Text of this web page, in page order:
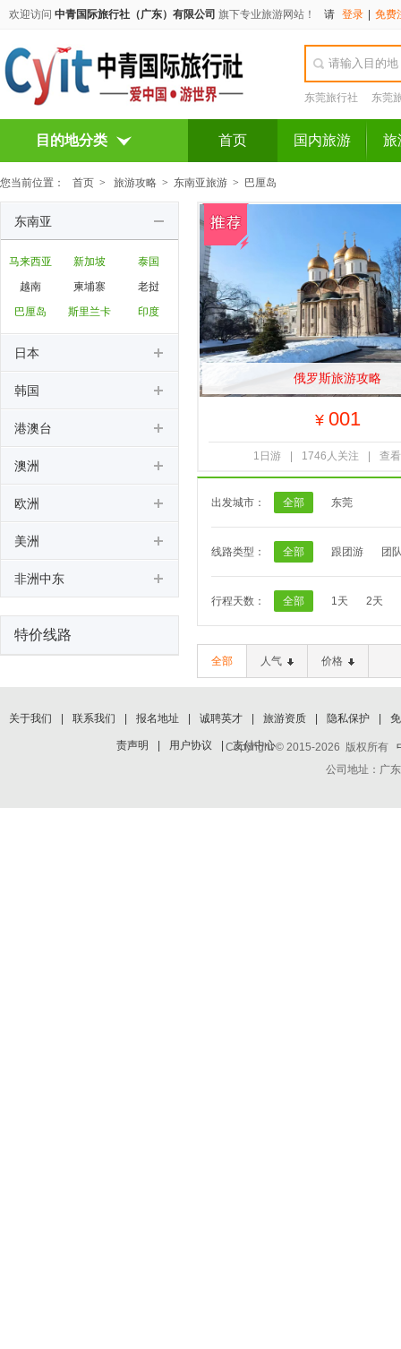
欢迎访问 中青国际旅行社（广东）有限公司 旗下专业旅游网站！ 请 登录 免费
东莞旅行社 东莞
目的地分类 首页 国内旅游 旅
您当前位置： 首页 > 旅游攻略 > 东南亚旅游 > 巴厘岛
俄罗斯旅游攻略
¥ 001
1日游 1746人关注 查
出发城市： 全部 东莞
线路类型： 全部 跟团游 团
行程天数： 全部 1天 2天
全部 人气 价格
东南亚
马来西亚 新加坡
泰国
越南
柬埔寨
老挝
巴厘岛
斯里兰卡 印度
日本
韩国
港澳台
澳洲
欧洲
美洲
非洲中东
特价线路
关于我们 联系我们 报名地址 诚聘英才 旅游资质 隐私保护 免
责声明 用户协议 支付中心
Copyright © 2015-2026 版权所有
公司地址：广